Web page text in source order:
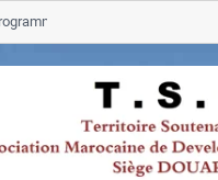
de rehabilitation post-